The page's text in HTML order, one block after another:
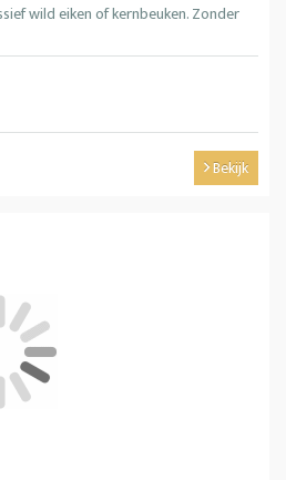
wild eiken of kernbeuken. Zonder
Bekijk